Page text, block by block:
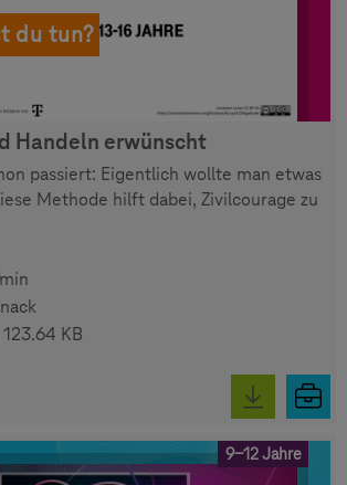
du tun?
Handeln erwünscht
passiert: Eigentlich wollte man etwas
Methode hilft dabei, Zivilcourage zu
KB
9-12 Jahre